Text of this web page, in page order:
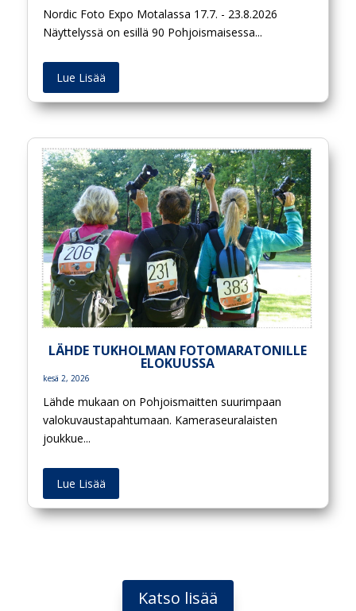
Nordic Foto Expo Motalassa 17.7. - 23.8.2026
Näyttelyssä on esillä 90 Pohjoismaisessa...
Lue Lisää
LÄHDE TUKHOLMAN FOTOMARATONILLE
ELOKUUSSA
kesä 2, 2026
Lähde mukaan on Pohjoismaitten suurimpaan
valokuvaustapahtumaan. Kameraseuralaisten
joukkue...
Lue Lisää
Katso lisää